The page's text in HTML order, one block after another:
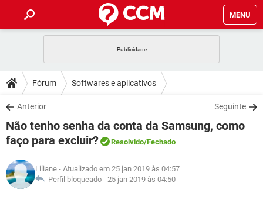
MENU
CELULAR FACEBOOK
OUTLOOK
INSTAGRAM GMAIL
GUIA DE COMPRAS
DICAS
JOGOS WHATSAPP
OUTLOOK
GUIA DE COMPRAS
DOWNLOADS
JOGOS WHATSAPP
CELULAR FACEBOOK
OUTLOOK EXCEL
INSTAGRAM
FÓRUM
CELULAR FACEBOOK
GLOSSÁRIO
JOGOS
Fórum Softwares e aplicativos
Anterior Seguinte
Não tenho senha da conta da Samsung, como
faço para excluir?
Resolvido/Fechado
Liliane - Atualizado em 25 jan 2019 às 04:57
Perfil bloqueado - 25 jan 2019 às 04:50